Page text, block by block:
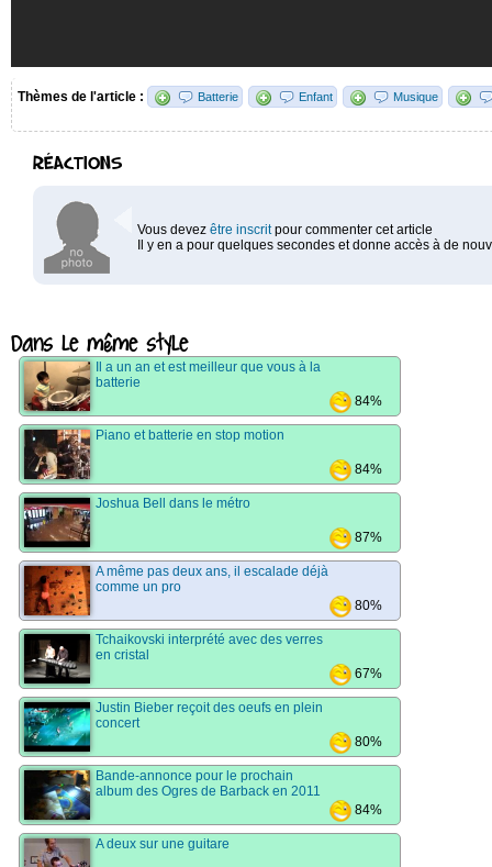
Thèmes de l'article : Batterie Enfant Musique
RÉACTIONS
Vous devez être inscritpour commenter cet article
Il y en a pour quelques secondes et donne accès à de
Dans le même style
Il a un an et est meilleur que vous à la
batterie
84%
Piano et batterie en stop motion
84%
Joshua Bell dans le métro
87%
A même pas deux ans, il escalade déjà
comme un pro
80%
Tchaikovski interprété avec des verres
en cristal
67%
Justin Bieber reçoit des oeufs en plein
concert
80%
Bande-annonce pour le prochain
album des Ogres de Barback en 2011
84%
A deux sur une guitare